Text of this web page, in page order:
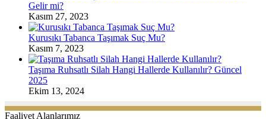
Gelir mi?
Kasım 27, 2023
Kurusıkı Tabanca Taşımak Suç Mu?
Kasım 7, 2023
Taşıma Ruhsatlı Silah Hangi Hallerde Kullanılır? Güncel
2025
Ekim 13, 2024
Faaliyet Alanlarımız